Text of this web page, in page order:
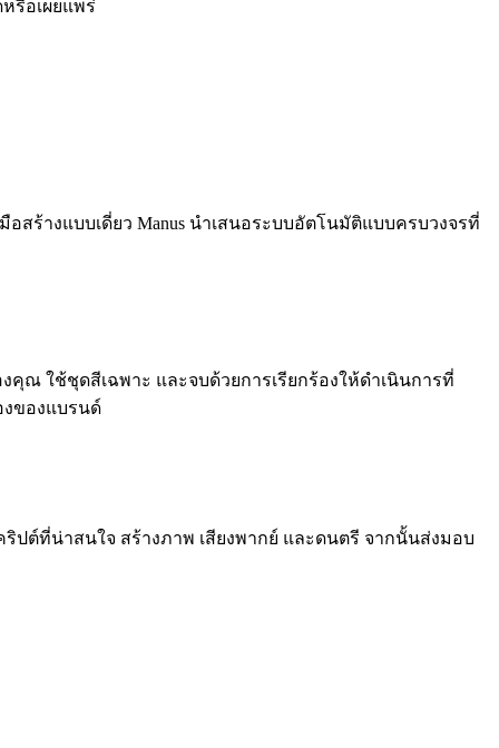
รือเผยแพร่
สร้างแบบเดี่ยว Manus นำเสนอระบบอัตโนมัติแบบครบวงจรที่
ณ ใช้ชุดสีเฉพาะ และจบด้วยการเรียกร้องให้ดำเนินการที่
งของแบรนด์
ปต์ที่น่าสนใจ สร้างภาพ เสียงพากย์ และดนตรี จากนั้นส่งมอบ